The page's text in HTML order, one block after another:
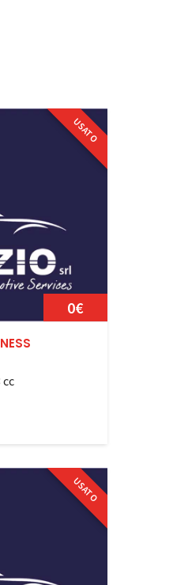
USATO
0€
cc
USATO